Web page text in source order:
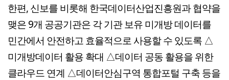
한편, 신보를 비롯해 한국데이터산업진흥원과 협약을
맺은 9개 공공기관은 각 기관 보유 미개방 데이터를
민간에서 안전하고 효율적으로 사용할 수 있도록 △
미개방데이터 활용 확대 △데이터 공동 활용을 위한
클라우드 연계 △데이터안심구역 통합포털 구축 등을